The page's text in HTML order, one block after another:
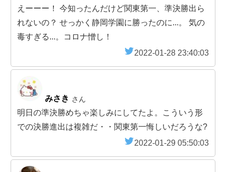
えーーー！ 今知ったんだけど関東第一、準決勝出ら
れないの？ せっかく静岡学園に勝ったのに...。 気の
毒すぎる...。コロナ憎し！
2022-01-28 23:40:03
みさき さん
明日の準決勝めちゃ楽しみにしてたよ。こういう形
での決勝進出は複雑だ・・関東第一悔しいだろうな?
2022-01-29 05:50:03